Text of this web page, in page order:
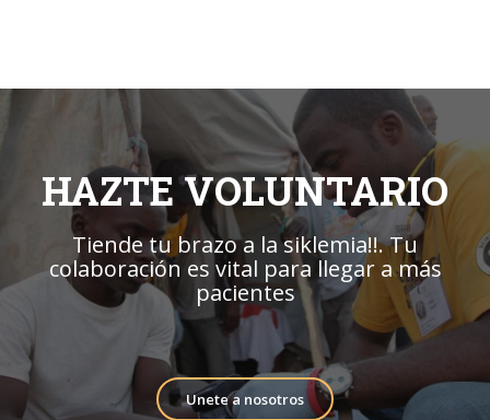
HAZTE VOLUNTARIO
Tiende tu brazo a la siklemia!!. Tu
colaboración es vital para llegar a más
pacientes
Unete a nosotros